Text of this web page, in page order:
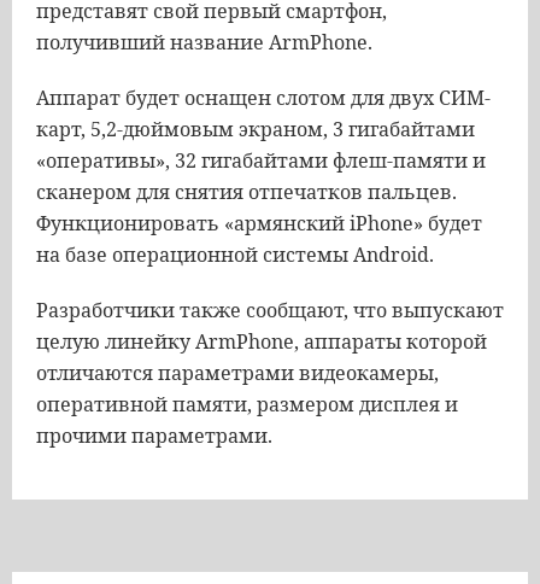
представят свой первый смартфон,
получивший название ArmPhone.
Аппарат будет оснащен слотом для двух СИМ-
карт, 5,2-дюймовым экраном, 3 гигабайтами
«оперативы», 32 гигабайтами флеш-памяти и
сканером для снятия отпечатков пальцев.
Функционировать «армянский iPhone» будет
на базе операционной системы Android.
Разработчики также сообщают, что выпускают
целую линейку ArmPhone, аппараты которой
отличаются параметрами видеокамеры,
оперативной памяти, размером дисплея и
прочими параметрами.